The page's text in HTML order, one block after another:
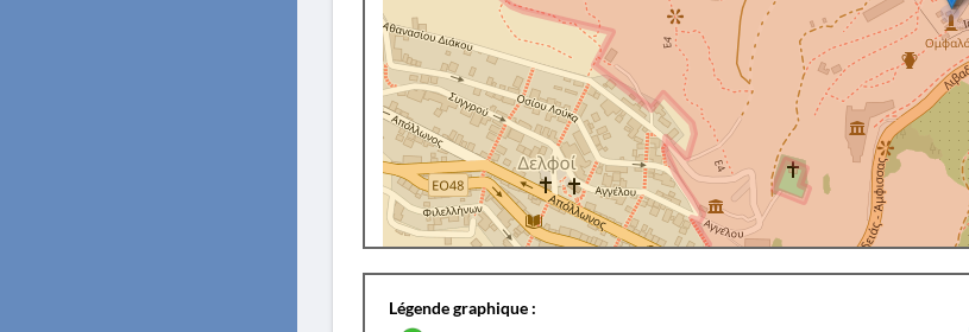
Légende graphique :